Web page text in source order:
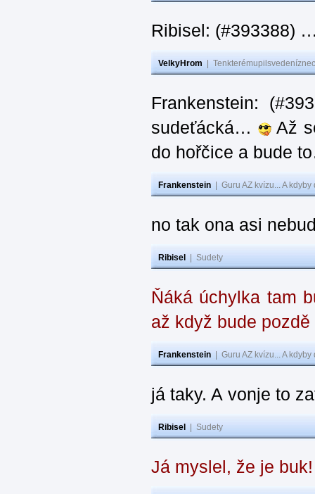
Ribisel: (#393388)
VelkyHrom
Frankenstein:
sudeťácká…
Až
do hořčice a bude
Frankenstein Guru AZ kvízu... A
no tak ona asi
Ribisel Sudety
Ňáká úchylka tam
až když bude pozdě
Frankenstein Guru AZ kvízu... A
já taky. A vonje to
Ribisel Sudety
Já myslel, že je